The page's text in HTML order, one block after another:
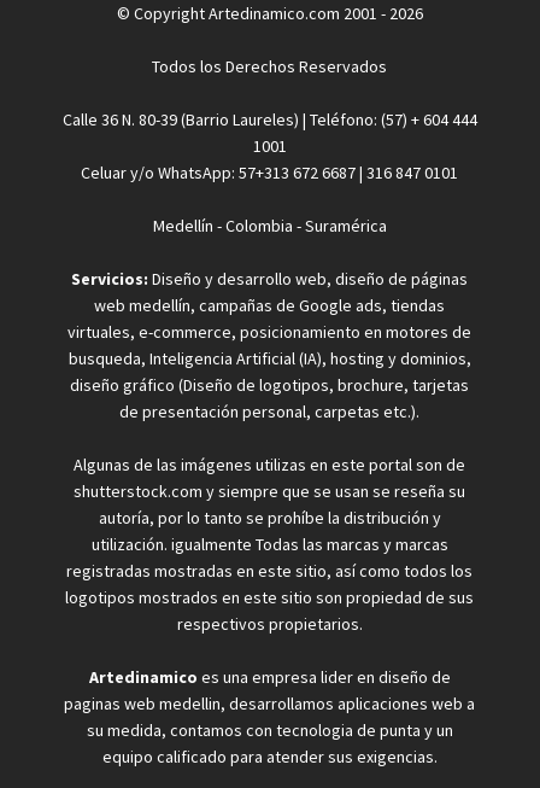
© Copyright Artedinamico.com 2001 - 2026
Todos los Derechos Reservados
Calle 36 N. 80-39 (Barrio Laureles) | Teléfono: (57) + 604 444
1001
Celuar y/o WhatsApp: 57+313 672 6687 | 316 847 0101
Medellín - Colombia - Suramérica
Servicios:Diseño y desarrollo web, diseño de páginas
web medellín, campañas de Google ads, tiendas
virtuales, e-commerce, posicionamiento en motores de
busqueda, Inteligencia Artificial (IA), hosting y dominios,
diseño gráfico (Diseño de logotipos, brochure, tarjetas
de presentación personal, carpetas etc.).
Algunas de las imágenes utilizas en este portal son de
shutterstock.com y siempre que se usan se reseña su
autoría, por lo tanto se prohíbe la distribución y
utilización. igualmente Todas las marcas y marcas
registradas mostradas en este sitio, así como todos los
logotipos mostrados en este sitio son propiedad de sus
respectivos propietarios.
Artedinamico es una empresa lider en diseño de
paginas web medellin, desarrollamos aplicaciones web a
su medida, contamos con tecnologia de punta y un
equipo calificado para atender sus exigencias.